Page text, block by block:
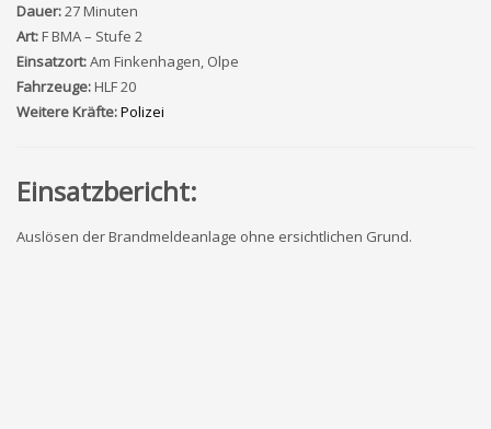
Dauer:27 Minuten
Art:F BMA – Stufe 2
Einsatzort:Am Finkenhagen, Olpe
Fahrzeuge:HLF 20
Weitere Kräfte:Polizei
Einsatzbericht:
Auslösen der Brandmeldeanlage ohne ersichtlichen Grund.